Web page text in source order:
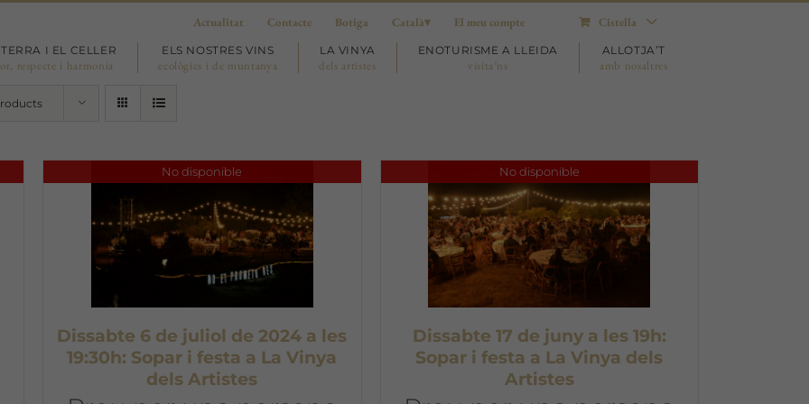
Actualitat Contacte Botiga Català El meu compte Cistella
I EL CELLER
respecte i harmonia
ELS NOSTRES VINS
ecològics i de muntanya
LA VINYA
dels artistes
ENOTURISME A LLEIDA
visita’ns
ALLOTJA’T
amb nosaltres
No disponible
Dissabte 6 de juliol de 2024 a les
19:30h: Sopar i festa a La Vinya
dels Artistes
No disponible
Dissabte 17 de juny a les 19h:
Sopar i festa a La Vinya dels
Artistes